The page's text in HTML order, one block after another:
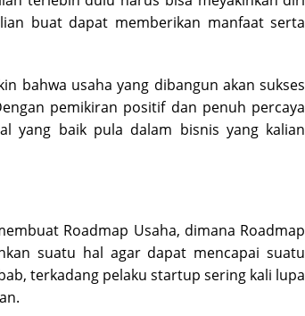
buat dapat memberikan manfaat serta
bahwa usaha yang dibangun akan sukses
pemikiran positif dan penuh percaya
yang baik pula dalam bisnis yang kalian
Roadmap Usaha, dimana Roadmap
suatu hal agar dapat mencapai suatu
terkadang pelaku startup sering kali lupa